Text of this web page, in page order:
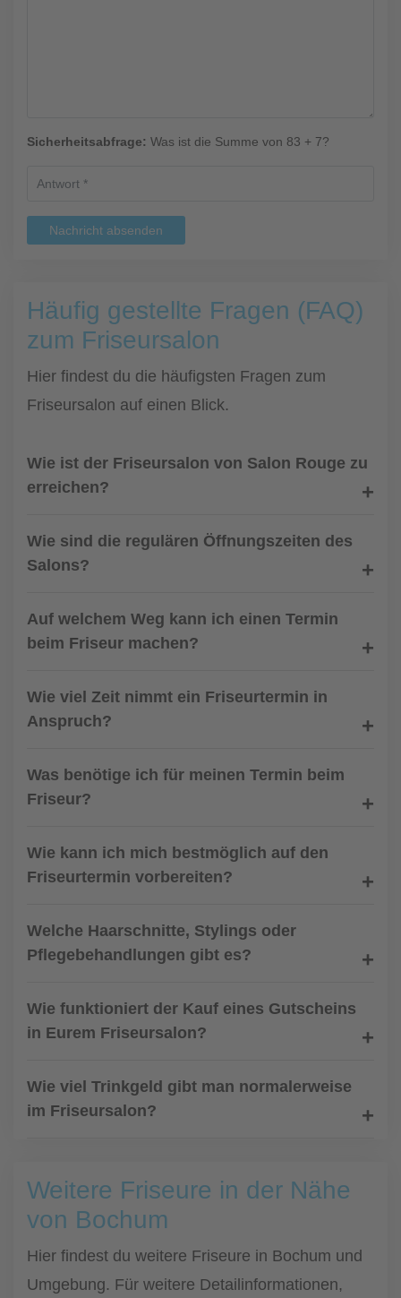
Sicherheitsabfrage: Was ist die Summe von 83 + 7?
Nachricht absenden
Häufig gestellte Fragen (FAQ)
zum Friseursalon
Hier findest du die häufigsten Fragen zum
Friseursalon auf einen Blick.
Wie ist der Friseursalon von Salon Rouge zu
erreichen?
Wie sind die regulären Öffnungszeiten des
Salons?
Auf welchem Weg kann ich einen Termin
beim Friseur machen?
Wie viel Zeit nimmt ein Friseurtermin in
Anspruch?
Was benötige ich für meinen Termin beim
Friseur?
Wie kann ich mich bestmöglich auf den
Friseurtermin vorbereiten?
Welche Haarschnitte, Stylings oder
Pflegebehandlungen gibt es?
Wie funktioniert der Kauf eines Gutscheins
in Eurem Friseursalon?
Wie viel Trinkgeld gibt man normalerweise
im Friseursalon?
Weitere Friseure in der Nähe
von Bochum
Hier findest du weitere Friseure in Bochum und
Umgebung. Für weitere Detailinformationen,